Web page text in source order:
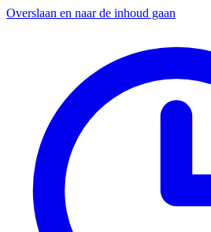
Overslaan en naar de inhoud gaan